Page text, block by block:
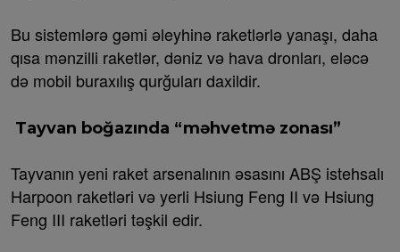
Bu sistemlərə gəmi əleyhinə raketlərlə yanaşı, daha
qısa mənzilli raketlər, dəniz və hava dronları, eləcə
də mobil buraxılış qurğuları daxildir.
Tayvan boğazında “məhvetmə zonası”
Tayvanın yeni raket arsenalının əsasını ABŞ istehsalı
Harpoon raketləri və yerli Hsiung Feng II və Hsiung
Feng III raketləri təşkil edir.